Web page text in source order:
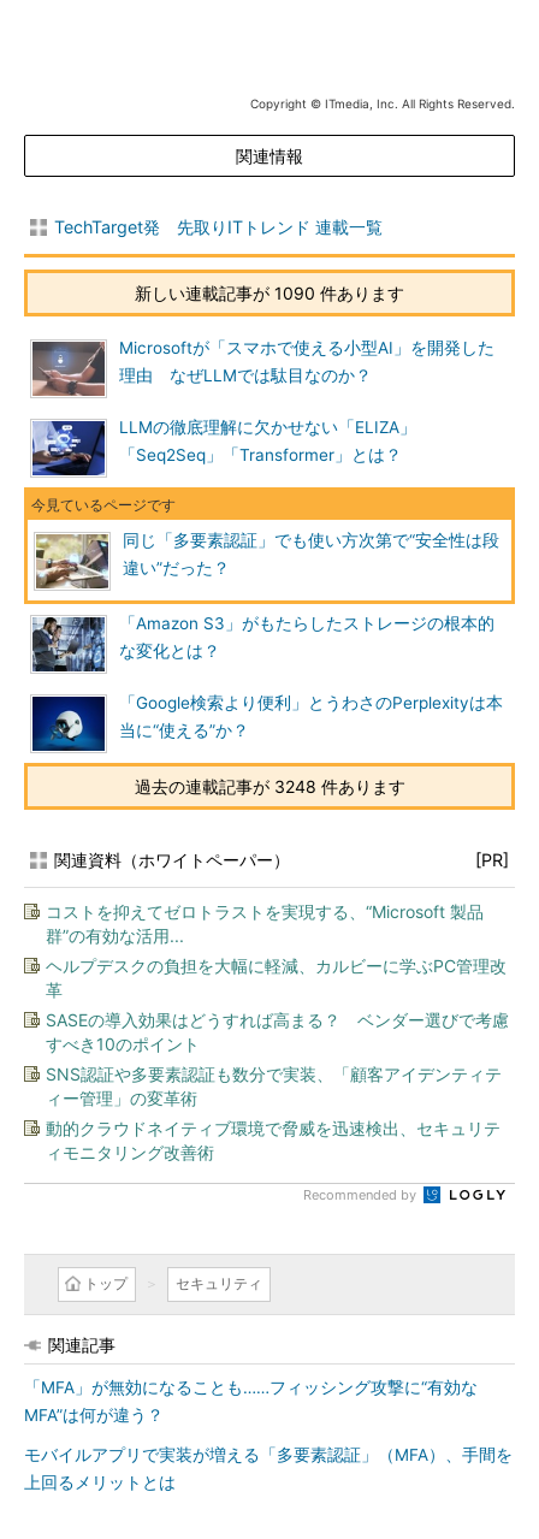
Copyright © ITmedia, Inc. All Rights Reserved.
関連情報
TechTarget発 先取りITトレンド 連載一覧
新しい連載記事が 1090 件あります
Microsoftが「スマホで使える小型AI」を開発した
理由 なぜLLMでは駄目なのか？
LLMの徹底理解に欠かせない「ELIZA」
「Seq2Seq」「Transformer」とは？
同じ「多要素認証」でも使い方次第で“安全性は段
違い”だった？
「Amazon S3」がもたらしたストレージの根本的
な変化とは？
「Google検索より便利」とうわさのPerplexityは本
当に“使える”か？
過去の連載記事が 3248 件あります
関連資料（ホワイトペーパー） [PR]
コストを抑えてゼロトラストを実現する、“Microsoft 製品
群”の有効な活用...
ヘルプデスクの負担を大幅に軽減、カルビーに学ぶPC管理改
革
SASEの導入効果はどうすれば高まる？ ベンダー選びで考慮
すべき10のポイント
SNS認証や多要素認証も数分で実装、「顧客アイデンティテ
ィー管理」の変革術
動的クラウドネイティブ環境で脅威を迅速検出、セキュリテ
ィモニタリング改善術
Recommended by
トップ セキュリティ
関連記事
「MFA」が無効になることも……フィッシング攻撃に“有効な
MFA”は何が違う？
モバイルアプリで実装が増える「多要素認証」（MFA）、手間を
上回るメリットとは